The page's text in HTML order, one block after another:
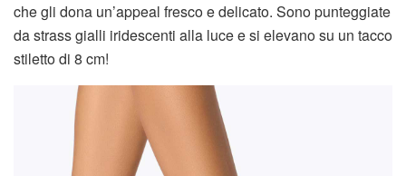
che gli dona un’appeal fresco e delicato. Sono punteggiate
da strass gialli iridescenti alla luce e si elevano su un tacco
stiletto di 8 cm!